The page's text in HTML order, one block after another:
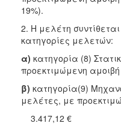
ΕΠΙΣΚΕΠΤΗΣ
ΗΡΑΚΛΕΙΟ
19%).
2. Η μελέτη
κατηγορίες μελετών:
α) κατηγορία (8)
προεκτιμώμενη
β) κατηγορία(9)
μελέτες, με
3.417,12 €